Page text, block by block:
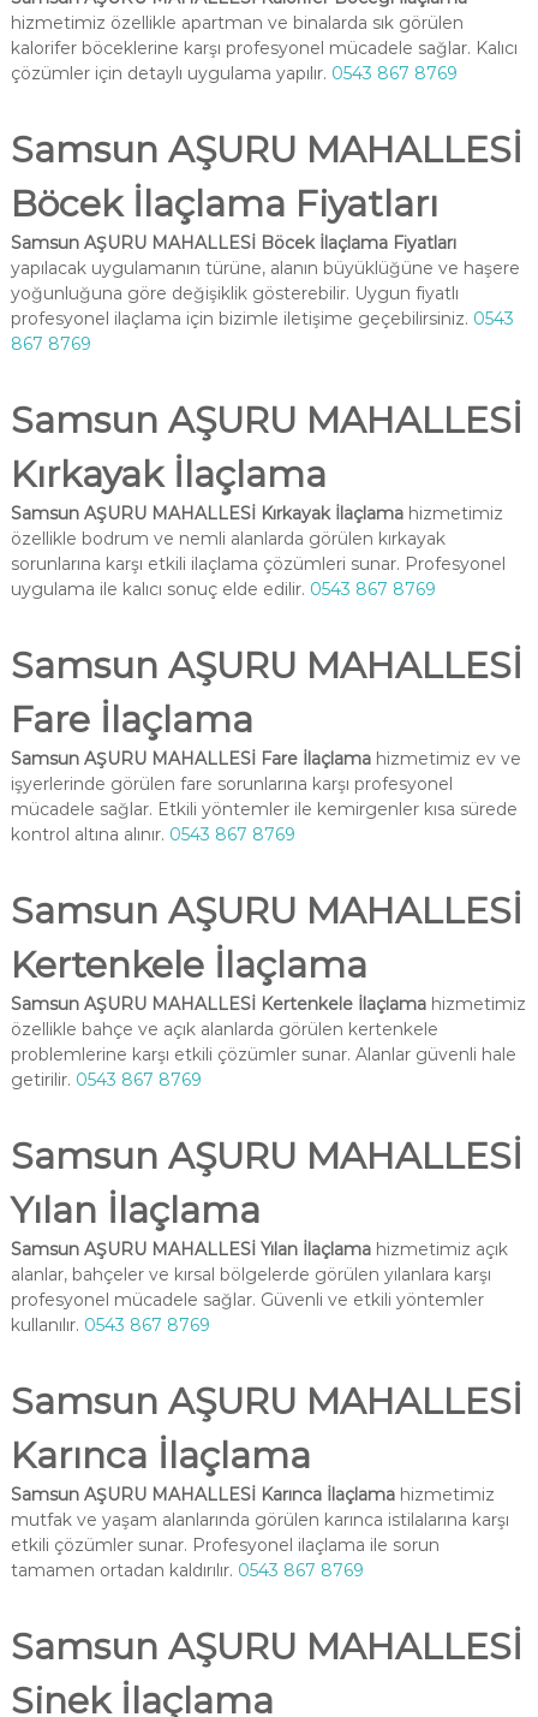
hizmetimiz özellikle apartman ve binalarda sık görülen
kalorifer böceklerine karşı profesyonel mücadele sağlar. Kalıcı
çözümler için detaylı uygulama yapılır. 0543 867 8769
Samsun AŞURU MAHALLESİ
Böcek İlaçlama Fiyatları
Samsun AŞURU MAHALLESİ Böcek İlaçlama Fiyatları
yapılacak uygulamanın türüne, alanın büyüklüğüne ve haşere
yoğunluğuna göre değişiklik gösterebilir. Uygun fiyatlı
profesyonel ilaçlama için bizimle iletişime geçebilirsiniz. 0543
867 8769
Samsun AŞURU MAHALLESİ
Kırkayak İlaçlama
Samsun AŞURU MAHALLESİ Kırkayak İlaçlamahizmetimiz
özellikle bodrum ve nemli alanlarda görülen kırkayak
sorunlarına karşı etkili ilaçlama çözümleri sunar. Profesyonel
uygulama ile kalıcı sonuç elde edilir. 0543 867 8769
Samsun AŞURU MAHALLESİ
Fare İlaçlama
Samsun AŞURU MAHALLESİ Fare İlaçlamahizmetimiz ev ve
işyerlerinde görülen fare sorunlarına karşı profesyonel
mücadele sağlar. Etkili yöntemler ile kemirgenler kısa sürede
kontrol altına alınır. 0543 867 8769
Samsun AŞURU MAHALLESİ
Kertenkele İlaçlama
Samsun AŞURU MAHALLESİ Kertenkele İlaçlamahizmetimiz
özellikle bahçe ve açık alanlarda görülen kertenkele
problemlerine karşı etkili çözümler sunar. Alanlar güvenli hale
getirilir. 0543 867 8769
Samsun AŞURU MAHALLESİ
Yılan İlaçlama
Samsun AŞURU MAHALLESİ Yılan İlaçlamahizmetimiz açık
alanlar, bahçeler ve kırsal bölgelerde görülen yılanlara karşı
profesyonel mücadele sağlar. Güvenli ve etkili yöntemler
kullanılır. 0543 867 8769
Samsun AŞURU MAHALLESİ
Karınca İlaçlama
Samsun AŞURU MAHALLESİ Karınca İlaçlamahizmetimiz
mutfak ve yaşam alanlarında görülen karınca istilalarına karşı
etkili çözümler sunar. Profesyonel ilaçlama ile sorun
tamamen ortadan kaldırılır. 0543 867 8769
Samsun AŞURU MAHALLESİ
Sinek İlaçlama